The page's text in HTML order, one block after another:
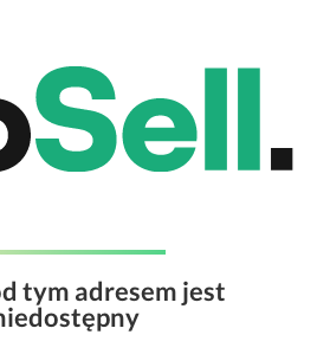
tym adresem jest